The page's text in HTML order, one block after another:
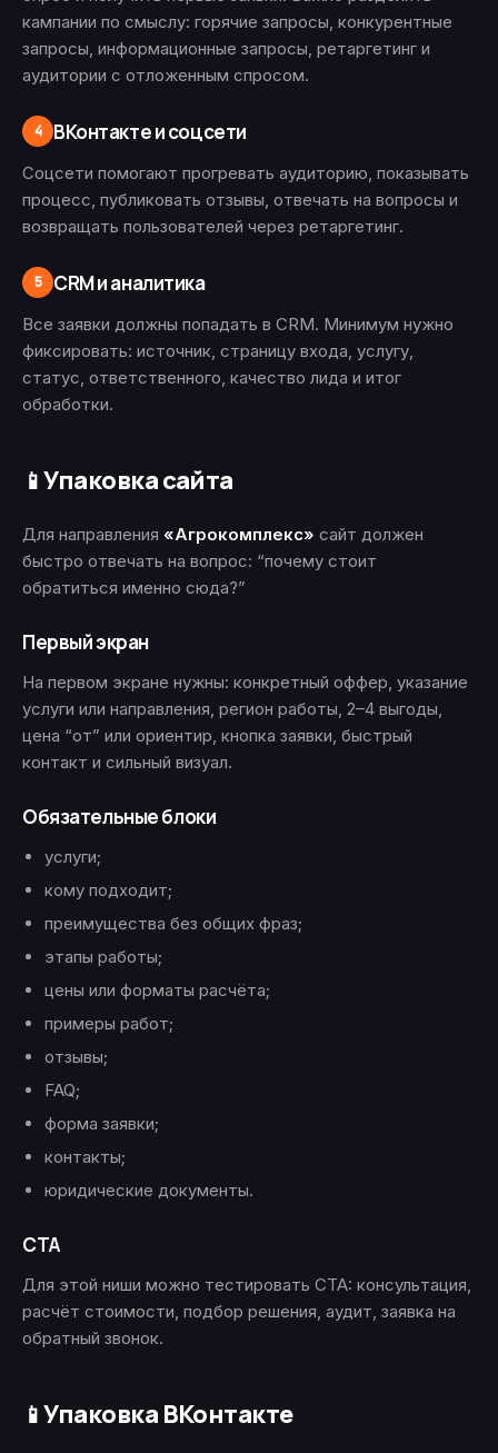
кампании по смыслу: горячие запросы, конкурентные
запросы, информационные запросы, ретаргетинг и
аудитории с отложенным спросом.
4 ВКонтакте и соцсети
Соцсети помогают прогревать аудиторию, показывать
процесс, публиковать отзывы, отвечать на вопросы и
возвращать пользователей через ретаргетинг.
5 CRM и аналитика
Все заявки должны попадать в CRM. Минимум нужно
фиксировать: источник, страницу входа, услугу,
статус, ответственного, качество лида и итог
обработки.
📱Упаковка сайта
Для направления «Агрокомплекс» сайт должен
быстро отвечать на вопрос: “почему стоит
обратиться именно сюда?”
Первый экран
На первом экране нужны: конкретный оффер, указание
услуги или направления, регион работы, 2–4 выгоды,
цена “от” или ориентир, кнопка заявки, быстрый
контакт и сильный визуал.
Обязательные блоки
услуги;
кому подходит;
преимущества без общих фраз;
этапы работы;
цены или форматы расчёта;
примеры работ;
отзывы;
FAQ;
форма заявки;
контакты;
юридические документы.
CTA
Для этой ниши можно тестировать CTA: консультация,
расчёт стоимости, подбор решения, аудит, заявка на
обратный звонок.
📱Упаковка ВКонтакте